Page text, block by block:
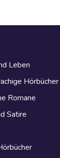
Leben
Hörbücher
Romane
Satire